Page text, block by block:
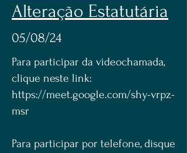
Alteração Estatutária
05/08/24
Para participar da videochamada,
clique neste link:
https://meet.google.com/shy-vrpz-
msr
Para participar por telefone, disque